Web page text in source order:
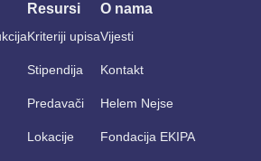
Resursi
Kriteriji upisa
Stipendija
Predavači
Lokacije
O nama
Vijesti
Kontakt
Helem Nejse
Fondacija EKIPA